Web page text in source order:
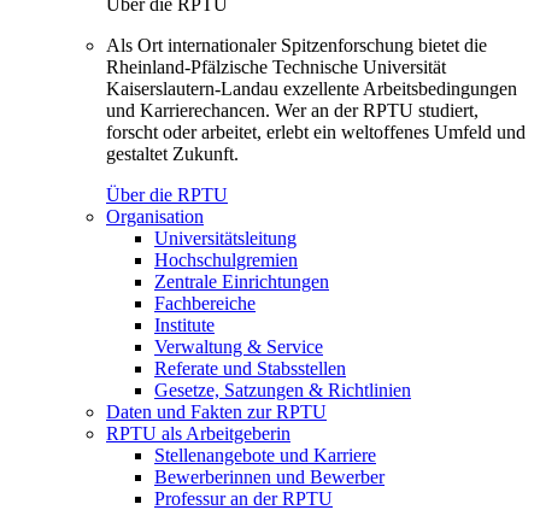
Als Ort internationaler Spitzenforschung bietet die
Rheinland-Pfälzische Technische Universität
Kaiserslautern-Landau exzellente Arbeitsbedingungen
und Karrierechancen. Wer an der RPTU studiert,
forscht oder arbeitet, erlebt ein weltoffenes Umfeld und
gestaltet Zukunft.
Über die RPTU
Organisation
Universitätsleitung
Hochschulgremien
Zentrale Einrichtungen
Fachbereiche
Institute
Verwaltung & Service
Referate und Stabsstellen
Gesetze, Satzungen & Richtlinien
Daten und Fakten zur RPTU
RPTU als Arbeitgeberin
Stellenangebote und Karriere
Bewerberinnen und Bewerber
Professur an der RPTU